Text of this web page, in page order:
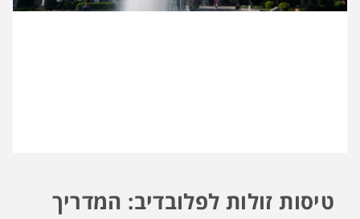
טיסות זולות לפלובדיב: המדריך